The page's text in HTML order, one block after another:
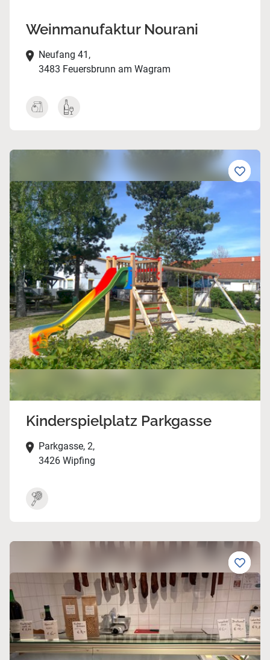
Weinmanufaktur Nourani
Neufang 41,
3483 Feuersbrunn am Wagram
Kinderspielplatz Parkgasse
Parkgasse, 2,
3426 Wipfing